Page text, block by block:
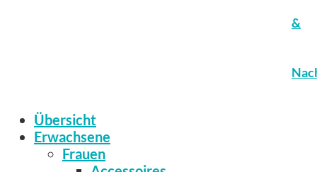
&
Übersicht
Erwachsene
Frauen